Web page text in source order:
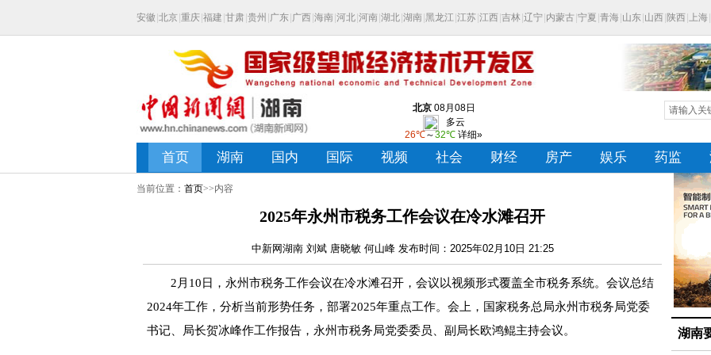
当前位置： 首页>>内容
2025年永州市税务工作会议在冷水滩召开
中新网湖南 刘斌 唐晓敏 何山峰 发布时间：2025年02月10日 21:25
2月10日，永州市税务工作会议在冷水滩召开，会议以视频形式覆盖全市税务系统。会议总结
2024年工作，分析当前形势任务，部署2025年重点工作。会上，国家税务总局永州市税务局党委
书记、局长贺冰峰作工作报告，永州市税务局党委委员、副局长欧鸿鲲主持会议。
湖南